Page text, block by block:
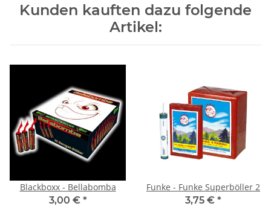
Kunden kauften dazu folgende
Artikel:
Blackboxx - Bellabomba
3,00 € *
Funke - Funke Superböller 2
3,75 € *